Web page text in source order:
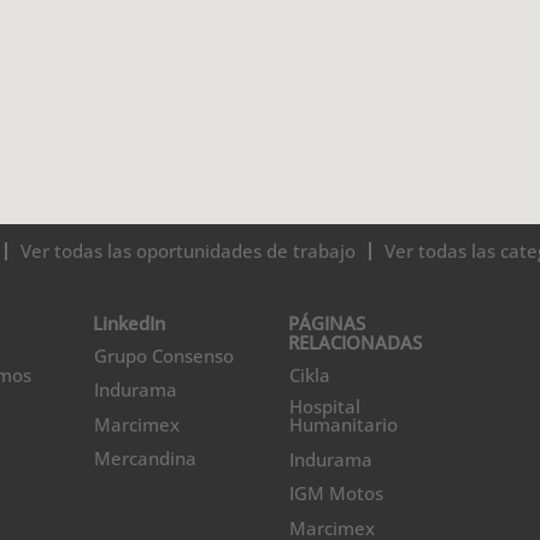
Ver todas las oportunidades de trabajo Ver todas las
LinkedIn
Grupo Consenso
Indurama
Marcimex
Mercandina
PÁGINAS
RELACIONADAS
Cikla
Hospital
Humanitario
Indurama
IGM Motos
Marcimex